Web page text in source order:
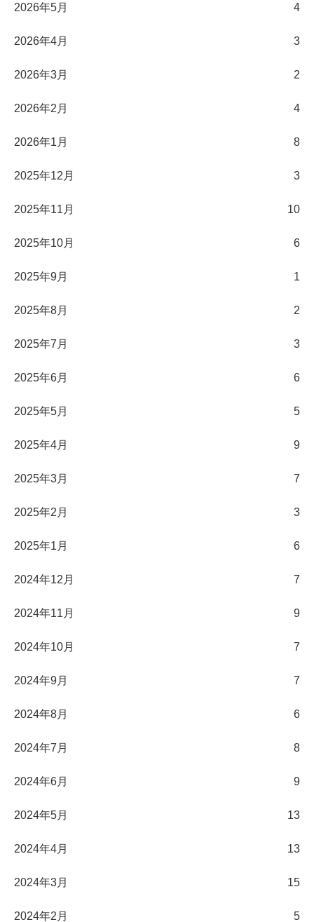
2026年5月 4
2026年4月 3
2026年3月 2
2026年2月 4
2026年1月 8
2025年12月 3
2025年11月 10
2025年10月 6
2025年9月 1
2025年8月 2
2025年7月 3
2025年6月 6
2025年5月 5
2025年4月 9
2025年3月 7
2025年2月 3
2025年1月 6
2024年12月 7
2024年11月 9
2024年10月 7
2024年9月 7
2024年8月 6
2024年7月 8
2024年6月 9
2024年5月 13
2024年4月 13
2024年3月 15
2024年2月 5